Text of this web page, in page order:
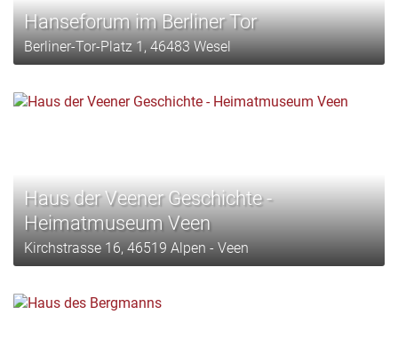
Hanseforum im Berliner Tor
Berliner-Tor-Platz 1, 46483 Wesel
Haus der Veener Geschichte -
Heimatmuseum Veen
Kirchstrasse 16, 46519 Alpen - Veen